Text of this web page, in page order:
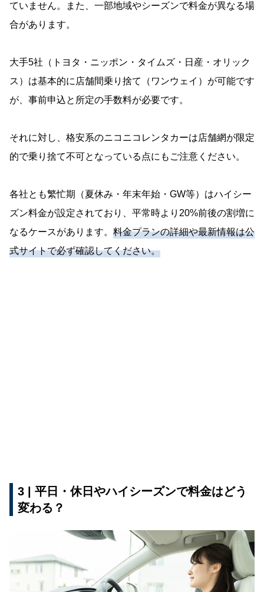
ていません。また、一部地域やシーズンで料金が異なる場
合があります。
大手5社（トヨタ・ニッポン・タイムズ・日産・オリック
ス）は基本的に店舗間乗り捨て（ワンウェイ）が可能です
が、事前申込と所定の手数料が必要です。
それに対し、格安系のニコニコレンタカーは店舗網が限定
的で乗り捨て不可となっている点にもご注意ください。
各社とも繁忙期（夏休み・年末年始・GW等）はハイシー
ズン料金が設定されており、平常時より20%前後の割増に
なるケースがあります。 料金プランの詳細や最新情報は公
式サイトで必ず確認してください。
3 | 平日・休日やハイシーズンで料金はどう
変わる？